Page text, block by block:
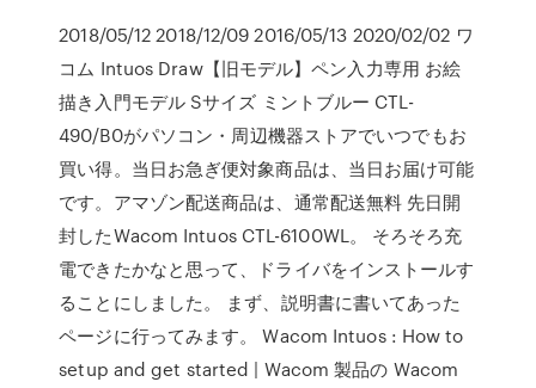
2018/05/12 2018/12/09 2016/05/13 2020/02/02 ワ
コム Intuos Draw【旧モデル】ペン入力専用 お絵
描き入門モデル Sサイズ ミントブルー CTL-
490/B0がパソコン・周辺機器ストアでいつでもお
買い得。当日お急ぎ便対象商品は、当日お届け可能
です。アマゾン配送商品は、通常配送無料 先日開
封したWacom Intuos CTL-6100WL。 そろそろ充
電できたかなと思って、ドライバをインストールす
ることにしました。 まず、説明書に書いてあった
ページに行ってみます。 Wacom Intuos : How to
setup and get started | Wacom 製品の Wacom